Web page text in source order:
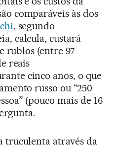
comparáveis às dos
, segundo
calcula, custará
rublos (entre 97
reais
cinco anos, o que
russo ou “250
(pouco mais de 16
através da